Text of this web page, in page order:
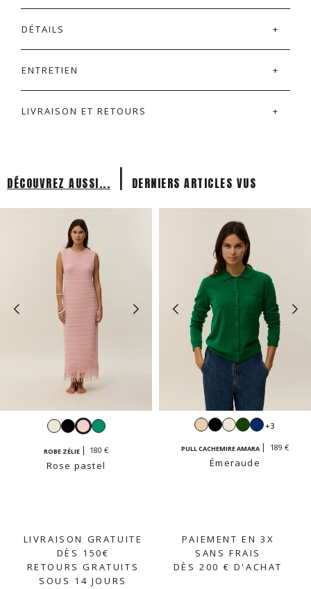
DÉTAILS
ENTRETIEN
LIVRAISON ET RETOURS
DÉCOUVREZ AUSSI... | DERNIERS ARTICLES VUS
BlancNoirRoseÉmeraude
ROBE ZÉLIE 180 €
Rose pastel
BeigeNoirBlancVertNavy
+3
PULL CACHEMIRE AMARA 189 €
Émeraude
LIVRAISON GRATUITE
DÈS 150€
RETOURS GRATUITS
SOUS 14 JOURS
PAIEMENT EN 3X
SANS FRAIS
DÈS 200 € D'ACHAT